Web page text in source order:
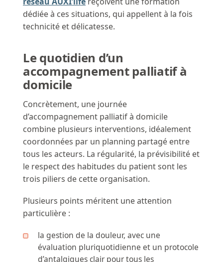
dédiée à ces situations, qui appellent à la fois
technicité et délicatesse.
Le quotidien d’un
accompagnement palliatif à
domicile
Concrètement, une journée
d’accompagnement palliatif à domicile
combine plusieurs interventions, idéalement
coordonnées par un planning partagé entre
tous les acteurs. La régularité, la prévisibilité et
le respect des habitudes du patient sont les
trois piliers de cette organisation.
Plusieurs points méritent une attention
particulière :
la gestion de la douleur, avec une
évaluation pluriquotidienne et un protocole
d’antalgiques clair pour tous les